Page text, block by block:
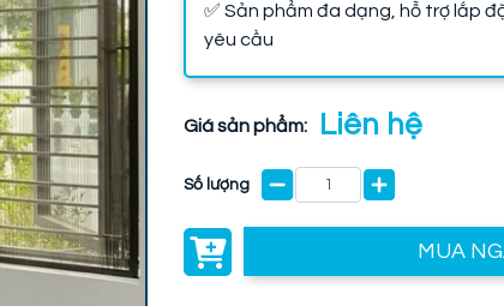
✅ Sản phẩm đa dạng, hỗ trợ lắp
yêu cầu
Giá sản phẩm: Liên hệ
Số lượng
MUA